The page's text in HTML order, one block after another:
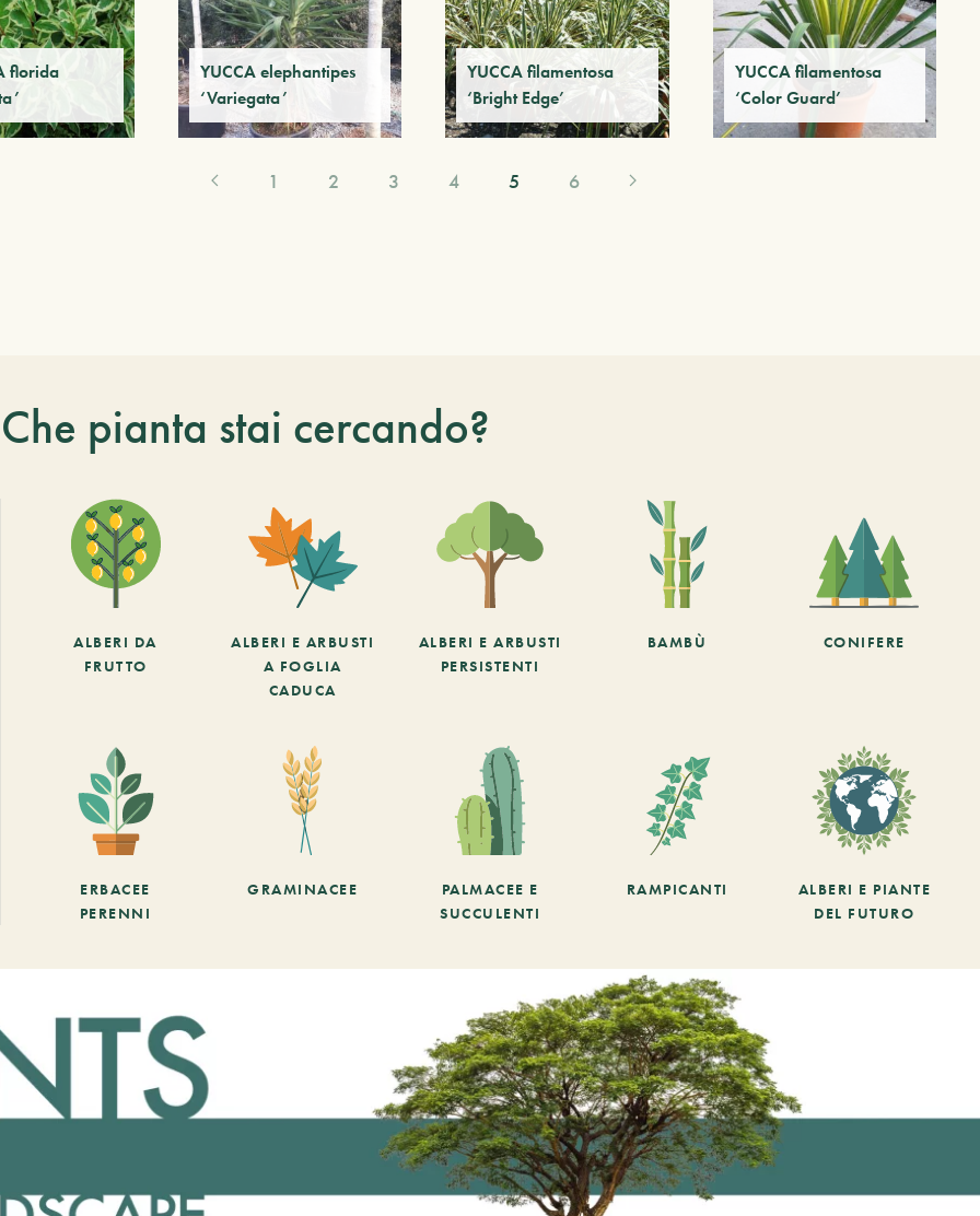
florida
YUCCA elephantipes
‘Variegata’
YUCCA filamentosa
‘Bright Edge’
YUCCA filamentosa
‘Color Guard’
1 2 3 4 5 6
Che pianta stai cercando?
ALBERI DA
FRUTTO
ALBERI E ARBUSTI
A FOGLIA
CADUCA
ALBERI E ARBUSTI
PERSISTENTI
BAMBÙ CONIFERE
ERBACEE
PERENNI
GRAMINACEE
PALMACEE E
SUCCULENTI
RAMPICANTI
ALBERI E PIANTE
DEL FUTURO